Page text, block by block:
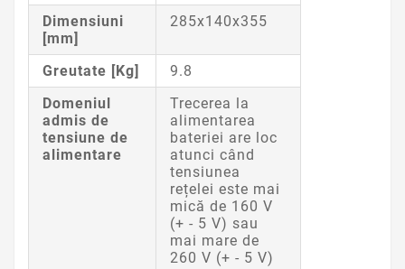
Dimensiuni
[mm]
285x140x355
Greutate [Kg]
9.8
Domeniul
admis de
tensiune de
alimentare
Trecerea la
alimentarea
bateriei are loc
atunci când
tensiunea
rețelei este mai
mică de 160 V
(+ - 5 V) sau
mai mare de
260 V (+ - 5 V)